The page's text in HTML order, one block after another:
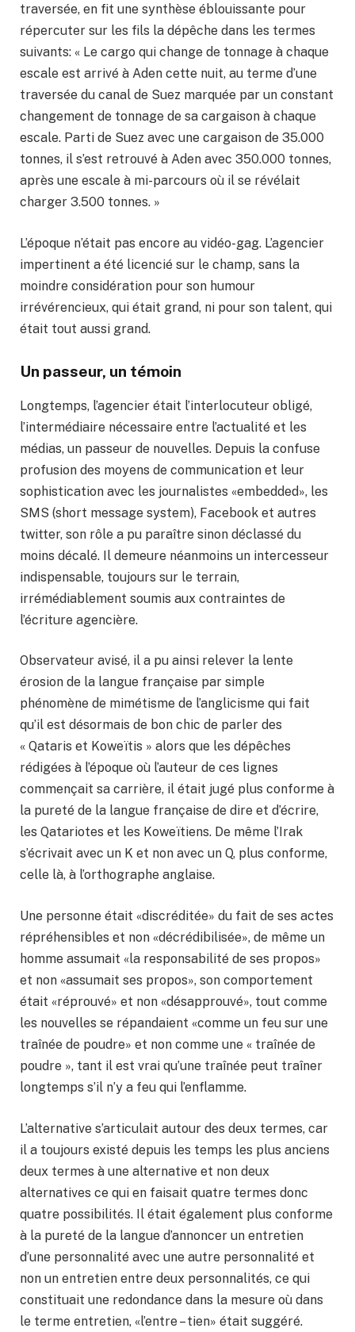
traversée, en fit une synthèse éblouissante pour
répercuter sur les fils la dépêche dans les termes
suivants: « Le cargo qui change de tonnage à chaque
escale est arrivé à Aden cette nuit, au terme d’une
traversée du canal de Suez marquée par un constant
changement de tonnage de sa cargaison à chaque
escale. Parti de Suez avec une cargaison de 35.000
tonnes, il s’est retrouvé à Aden avec 350.000 tonnes,
après une escale à mi-parcours où il se révélait
charger 3.500 tonnes. »
L’époque n’était pas encore au vidéo-gag. L’agencier
impertinent a été licencié sur le champ, sans la
moindre considération pour son humour
irrévérencieux, qui était grand, ni pour son talent, qui
était tout aussi grand.
Un passeur, un témoin
Longtemps, l’agencier était l’interlocuteur obligé,
l’intermédiaire nécessaire entre l’actualité et les
médias, un passeur de nouvelles. Depuis la confuse
profusion des moyens de communication et leur
sophistication avec les journalistes «embedded», les
SMS (short message system), Facebook et autres
twitter, son rôle a pu paraître sinon déclassé du
moins décalé. Il demeure néanmoins un intercesseur
indispensable, toujours sur le terrain,
irrémédiablement soumis aux contraintes de
l’écriture agencière.
Observateur avisé, il a pu ainsi relever la lente
érosion de la langue française par simple
phénomène de mimétisme de l’anglicisme qui fait
qu’il est désormais de bon chic de parler des
« Qataris et Koweïtis » alors que les dépêches
rédigées à l’époque où l’auteur de ces lignes
commençait sa carrière, il était jugé plus conforme à
la pureté de la langue française de dire et d’écrire,
les Qatariotes et les Koweïtiens. De même l’Irak
s’écrivait avec un K et non avec un Q, plus conforme,
celle là, à l’orthographe anglaise.
Une personne était «discréditée» du fait de ses actes
répréhensibles et non «décrédibilisée», de même un
homme assumait «la responsabilité de ses propos»
et non «assumait ses propos», son comportement
était «réprouvé» et non «désapprouvé», tout comme
les nouvelles se répandaient «comme un feu sur une
traînée de poudre» et non comme une « traînée de
poudre », tant il est vrai qu’une traînée peut traîner
longtemps s’il n’y a feu qui l’enflamme.
L’alternative s’articulait autour des deux termes, car
il a toujours existé depuis les temps les plus anciens
deux termes à une alternative et non deux
alternatives ce qui en faisait quatre termes donc
quatre possibilités. Il était également plus conforme
à la pureté de la langue d’annoncer un entretien
d’une personnalité avec une autre personnalité et
non un entretien entre deux personnalités, ce qui
constituait une redondance dans la mesure où dans
le terme entretien, «l’entre – tien» était suggéré.